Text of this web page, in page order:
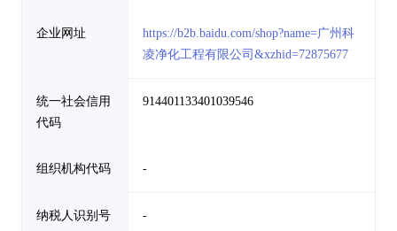
企业网址
https://b2b.baidu.com/shop?name=广州科
凌净化工程有限公司&xzhid=72875677
统一社会信用
代码
914401133401039546
组织机构代码 -
纳税人识别号 -